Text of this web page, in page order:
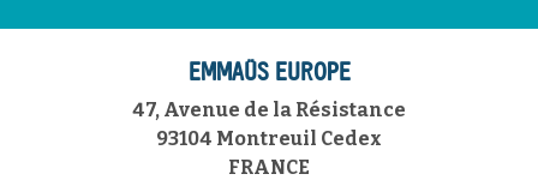
EMMAÜS EUROPE
47, Avenue de la Résistance
93104 Montreuil Cedex
FRANCE